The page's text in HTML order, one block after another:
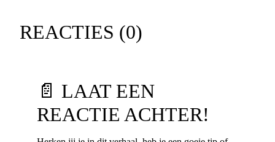
REACTIES (0)
📄 LAAT EEN
REACTIE ACHTER!